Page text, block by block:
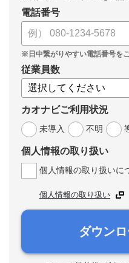
電話番号
従業員数
カオナビご利用状況
未導入
不明
個人情報の取り扱い
個人情報の取り扱いに
個人情報の取り扱い
ダウン